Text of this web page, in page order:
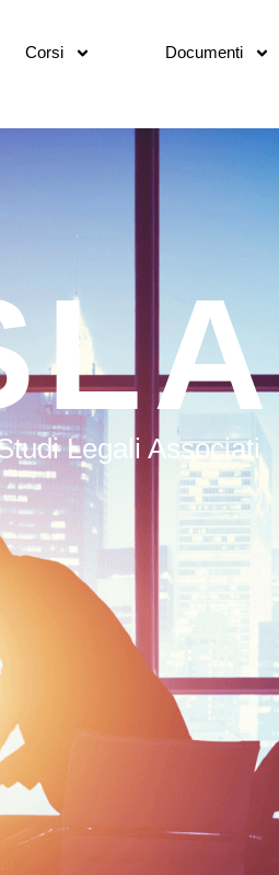
Corsi Documenti
Legali Associati